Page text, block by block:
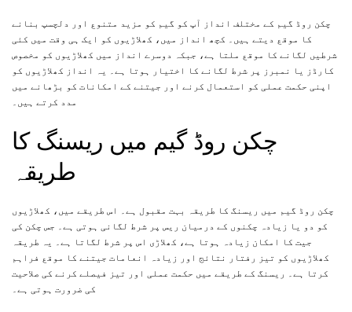
چکن روڈ گیم کے مختلف انداز آپ کو گیم کو مزید متنوع اور دلچسپ بنانے
کا موقع دیتے ہیں۔ کچھ انداز میں، کھلاڑیوں کو ایک ہی وقت میں کئی
شرطیں لگانے کا موقع ملتا ہے، جبکہ دوسرے انداز میں کھلاڑیوں کو مخصوص
کارڈز یا نمبرز پر شرط لگانے کا اختیار ہوتا ہے۔ یہ انداز کھلاڑیوں کو
اپنی حکمت عملی کو استعمال کرنے اور جیتنے کے امکانات کو بڑھانے میں
مدد کرتے ہیں۔
چکن روڈ گیم میں ریسنگ کا
طریقہ
چکن روڈ گیم میں ریسنگ کا طریقہ بہت مقبول ہے۔ اس طریقے میں، کھلاڑیوں
کو دو یا زیادہ چکنوں کے درمیان ریس پر شرط لگانی ہوتی ہے۔ جس چکن کی
جیت کا امکان زیادہ ہوتا ہے، کھلاڑی اس پر شرط لگاتا ہے۔ یہ طریقہ
کھلاڑیوں کو تیز رفتار نتائج اور زیادہ انعامات جیتنے کا موقع فراہم
کرتا ہے۔ ریسنگ کے طریقے میں حکمت عملی اور تیز فیصلے کرنے کی صلاحیت
کی ضرورت ہوتی ہے۔